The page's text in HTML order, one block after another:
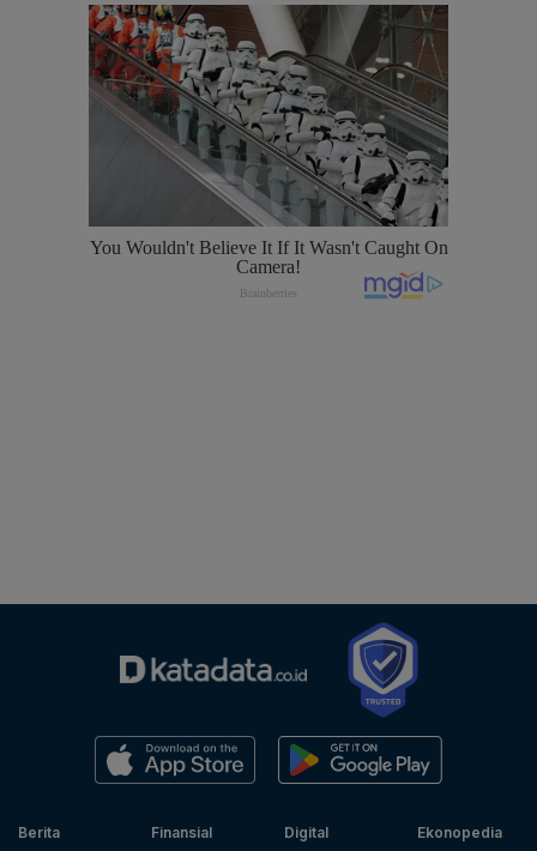
Berita
Finansial
Digital
Ekonopedia